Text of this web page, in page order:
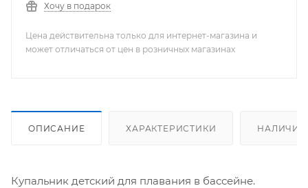
Хочу в подарок
Цена действительна только для интернет-магазина и
может отличаться от цен в розничных магазинах
ОПИСАНИЕ ХАРАКТЕРИСТИКИ НАЛИЧИЕ
Купальник детский для плавания в бассейне.